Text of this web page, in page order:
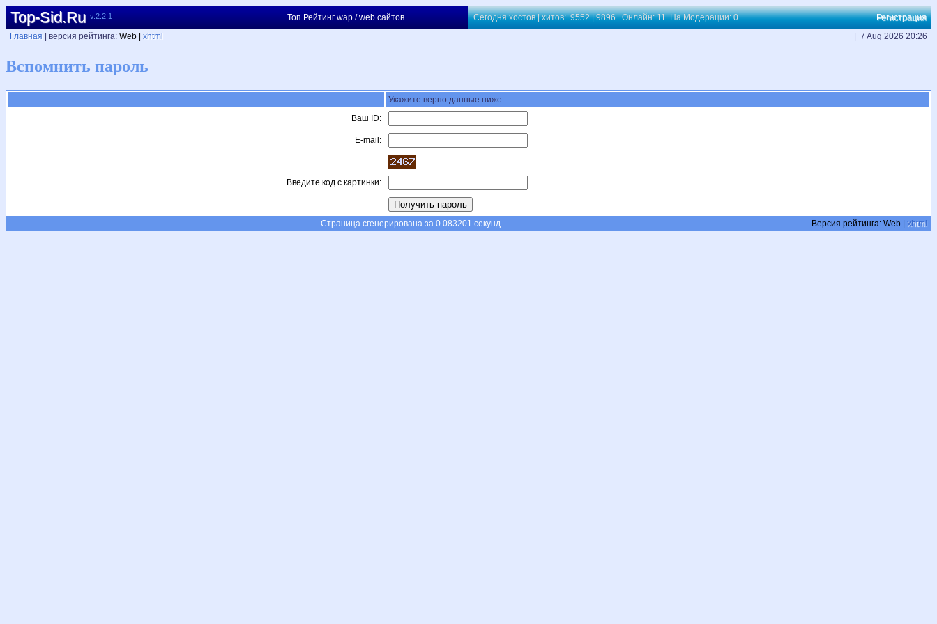
Top-Sid.Ru v.2.2.1 Топ Рейтинг wap / web сайтов Сегодня хостов | хитов: 9552 | 9896 Онлайн: 11 На Модерации: 0
Регистрация
Главная
| версия рейтинга: Web | xhtml | 7 Aug 2026 20:26
Вспомнить пароль
Укажите верно данные ниже
Ваш ID:
E-mail:
Введите код с картинки:
Страница сгенерирована за 0.083201 секунд Версия рейтинга: Web | xhtml